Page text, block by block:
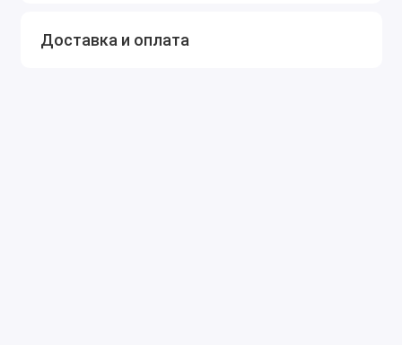
Доставка и оплата